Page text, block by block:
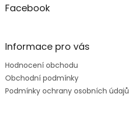
aFacebook
Informace pro vás
Hodnocení obchodu
Obchodní podmínky
Podmínky ochrany osobních údajů